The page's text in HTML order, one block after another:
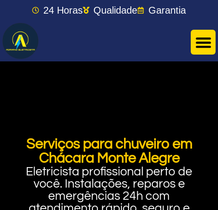
24 Horas Qualidade Garantia
Serviços para chuveiro em
Chácara Monte Alegre
Eletricista profissional perto de
você. Instalações, reparos e
emergências 24h com